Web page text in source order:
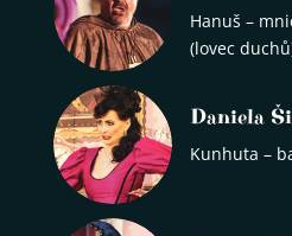
Hanuš –
(lovec
Daniela
Kunhuta –